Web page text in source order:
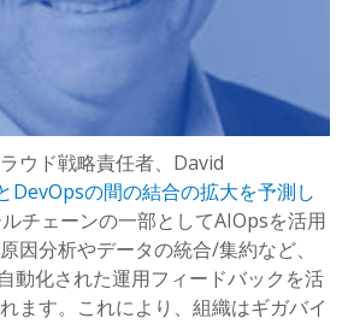
ウド戦略責任者、David
DevOpsの間の結合の拡大を予測し
チェーンの一部としてAIOpsを活用
因分析やデータの統合/集約など、
動化された運用フィードバックを活
ます。これにより、組織はギガバイ